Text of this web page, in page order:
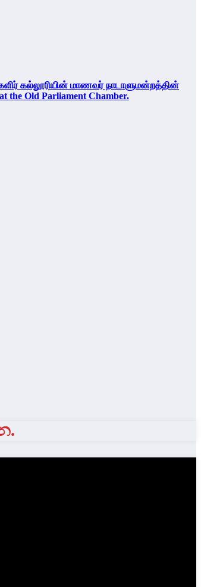
கல்லூரியின் மாணவர் நாடாளுமன்றத்தின்
the Old Parliament Chamber.